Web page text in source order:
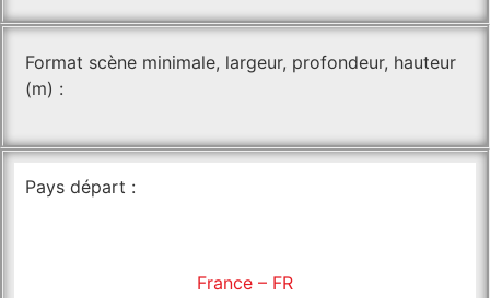
Format scène minimale, largeur, profondeur, hauteur
(m) :
Pays départ :
France – FR